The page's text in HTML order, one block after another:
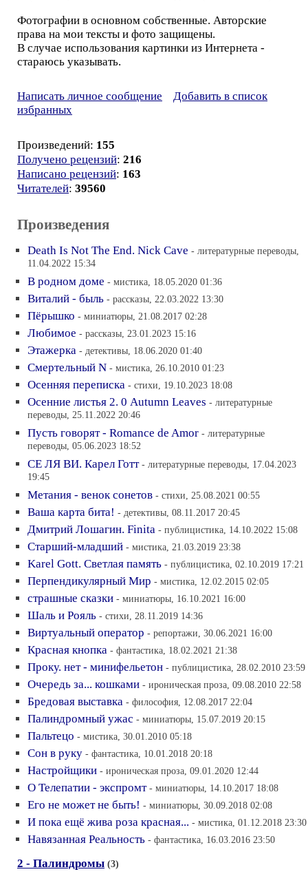
Фотографии в основном собственные. Авторские
права на мои тексты и фото защищены.
В случае использования картинки из Интернета -
стараюсь указывать.
Написать личное сообщение
Добавить в список
избранных
Произведений: 155
Получено рецензий: 216
Написано рецензий: 163
Читателей: 39560
Произведения
Death Is Not The End. Nick Cave - литературные переводы,
11.04.2022 15:34
В родном доме - мистика, 18.05.2020 01:36
Виталий - быль - рассказы, 22.03.2022 13:30
Пёрышко - миниатюры, 21.08.2017 02:28
Любимое - рассказы, 23.01.2023 15:16
Этажерка - детективы, 18.06.2020 01:40
Смертельный N - мистика, 26.10.2010 01:23
Осенняя переписка - стихи, 19.10.2023 18:08
Осенние листья 2. 0 Autumn Leaves - литературные
переводы, 25.11.2022 20:46
Пусть говорят - Romance de Amor - литературные
переводы, 05.06.2023 18:52
СЕ ЛЯ ВИ. Карел Готт - литературные переводы, 17.04.2023
19:45
Метания - венок сонетов - стихи, 25.08.2021 00:55
Ваша карта бита! - детективы, 08.11.2017 20:45
Дмитрий Лошагин. Finita - публицистика, 14.10.2022 15:08
Старший-младший - мистика, 21.03.2019 23:38
Karel Gott. Светлая память - публицистика, 02.10.2019 17:21
Перпендикулярный Мир - мистика, 12.02.2015 02:05
страшные сказки - миниатюры, 16.10.2021 16:00
Шаль и Рояль - стихи, 28.11.2019 14:36
Виртуальный оператор - репортажи, 30.06.2021 16:00
Красная кнопка - фантастика, 18.02.2021 21:38
Проку. нет - минифельетон - публицистика, 28.02.2010 23:59
Очередь за... кошками - ироническая проза, 09.08.2010 22:58
Бредовая выставка - философия, 12.08.2017 22:04
Палиндромный ужас - миниатюры, 15.07.2019 20:15
Пальтецо - мистика, 30.01.2010 05:18
Сон в руку - фантастика, 10.01.2018 20:18
Настройщики - ироническая проза, 09.01.2020 12:44
О Телепатии - экспромт - миниатюры, 14.10.2017 18:08
Его не может не быть! - миниатюры, 30.09.2018 02:08
И пока ещё жива роза красная... - мистика, 01.12.2018 23:30
Навязанная Реальность - фантастика, 16.03.2016 23:50
2 - Палиндромы (3)